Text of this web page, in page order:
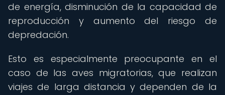
de energía, disminución de la capacidad de
reproducción y aumento del riesgo de
depredación.
Esto es especialmente preocupante en el
caso de las aves migratorias, que realizan
viajes de larga distancia y dependen de la